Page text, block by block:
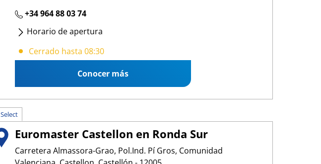
+34 964 88 03 74
Horario de apertura
Lunes- Viernes: 08:30 19:00
Cerrado hasta 08:30
Conocer más
Select
Euromaster Castellon en Ronda Sur
Carretera Almassora-Grao, Pol.Ind. Pí Gros, Comunidad